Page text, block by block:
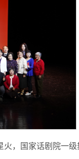
，国家话剧院一